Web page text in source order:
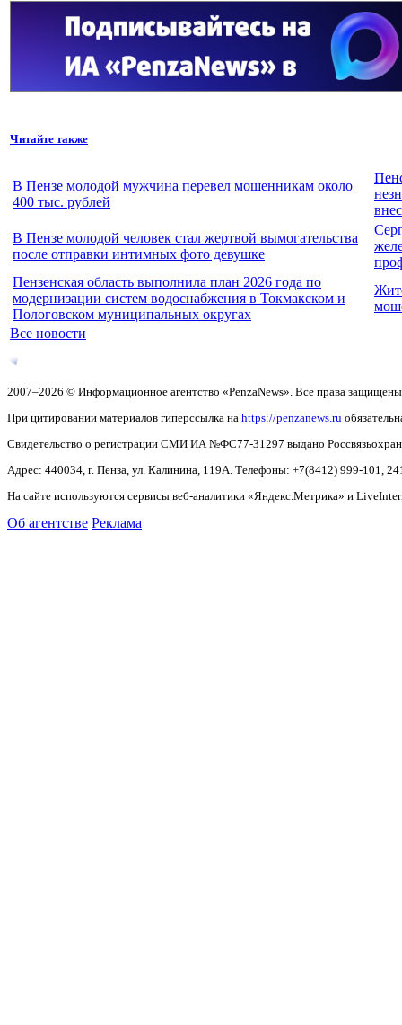
Читайте также
В Пензе молодой мужчина перевел мошенникам около
400 тыс. рублей
В Пензе молодой человек стал жертвой вымогательства
после отправки интимных фото девушке
Пензенская область выполнила план 2026 года по
модернизации систем водоснабжения в Токмакском и
Пологовском муниципальных округах
Все новости
2007–2026 © Информационное агентство «PenzaNews». Все права
При цитировании материалов гиперссылка на https://penzanews.ru
Свидетельство о регистрации СМИ ИА №ФС77-31297 выдано
Адрес: 440034, г. Пенза, ул. Калинина, 119А. Телефоны: +7(8412) 999-101,
На сайте используются сервисы веб-аналитики «Яндекс.Метрика» и
Об агентстве Реклама